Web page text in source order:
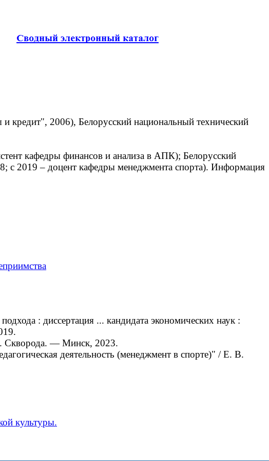
кредит", 2006), Белорусский национальный технический
кафедры финансов и анализа в АПК); Белорусский
с 2019 – доцент кафедры менеджмента спорта). Информация
: диссертация ... кандидата экономических наук :
Скворода. — Минск, 2023.
деятельность (менеджмент в спорте)" / Е. В.
культуры.